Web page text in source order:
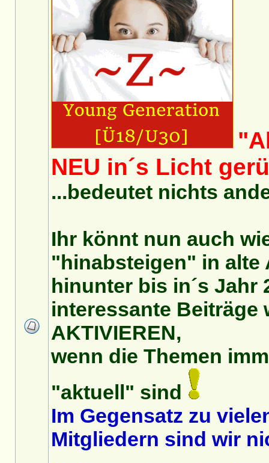
NEU in´s Licht
...bedeutet nichts
Ihr könnt nun auch
"hinabsteigen" in alte
hinunter bis in´s Jahr
interessante Beiträge
AKTIVIEREN,
wenn die Themen
"aktuell" sind
Im Gegensatz zu
Mitgliedern sind wir